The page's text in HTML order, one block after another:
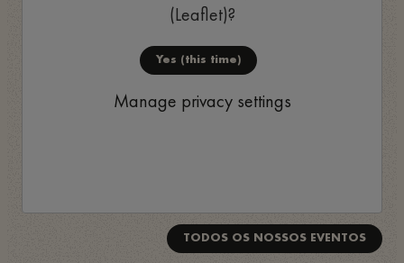
(Leaflet)?
Yes (this time)
Manage privacy settings
TODOS OS NOSSOS EVENTOS